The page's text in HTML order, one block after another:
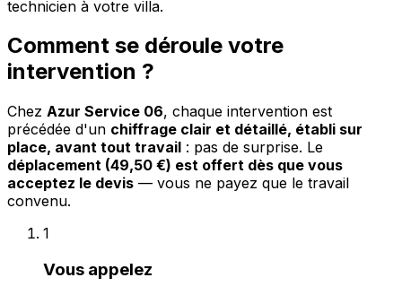
technicien à votre villa.
Comment se déroule votre
intervention ?
Chez Azur Service 06, chaque intervention est
précédée d'un chiffrage clair et détaillé, établi sur
place, avant tout travail : pas de surprise. Le
déplacement (49,50 €) est offert dès que vous
acceptez le devis — vous ne payez que le travail
convenu.
1
Vous appelez